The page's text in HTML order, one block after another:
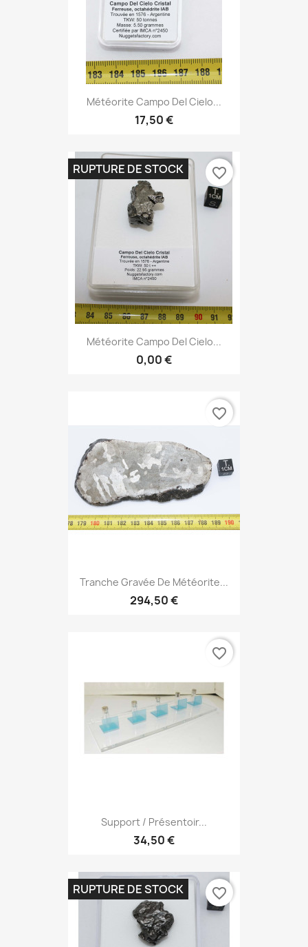
Météorite Campo Del Cielo...
17,50 €
Météorite Campo Del Cielo...
0,00 €
RUPTURE DE STOCK favorite_border
Tranche Gravée De Météorite...
294,50 €
favorite_border
Support / Présentoir...
34,50 €
favorite_border
RUPTURE DE STOCK favorite_border